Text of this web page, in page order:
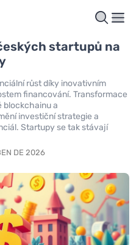
startupů na
růst díky inovativním
financování. Transformace
blockchainu a
investiční strategie a
Startupy se tak stávají
DE 2026